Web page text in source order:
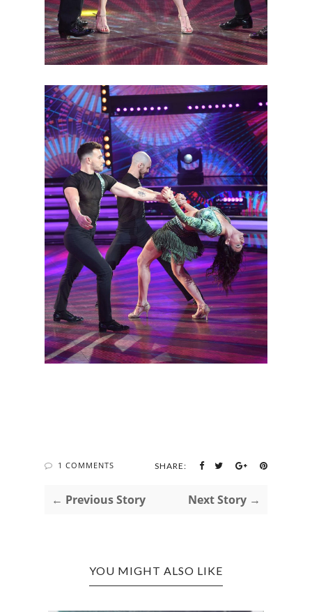
1 COMMENTS SHARE:
← Previous Story Next Story →
YOU MIGHT ALSO LIKE